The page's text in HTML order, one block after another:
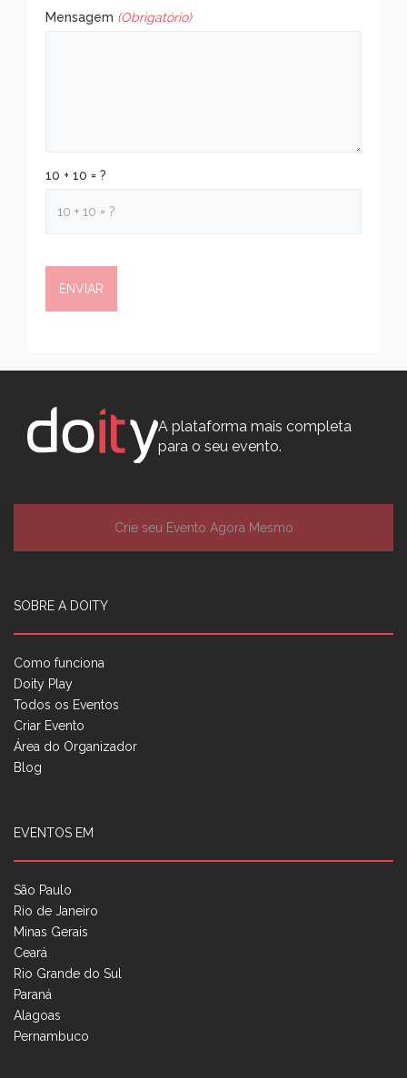
Mensagem (Obrigatório)
10 + 10 = ?
A plataforma mais completa
para o seu evento.
Crie seu Evento Agora Mesmo
SOBRE A DOITY
Como funciona
Doity Play
Todos os Eventos
Criar Evento
Área do Organizador
Blog
EVENTOS EM
São Paulo
Rio de Janeiro
Minas Gerais
Ceará
Rio Grande do Sul
Paraná
Alagoas
Pernambuco